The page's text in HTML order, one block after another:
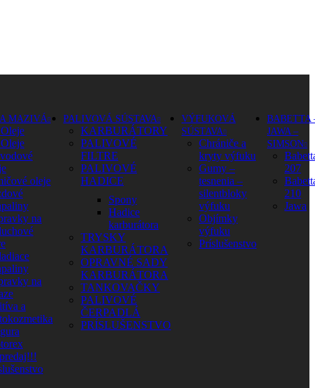
MAZIVÁ
oleje
na
na
a
PALIVOVÁ SÚSTAVA
KARBURÁTORY
PALIVOVÉ
FILTRE
PALIVOVÉ
HADICE
Spony
Hadice
karburátora
TRYSKY
KARBURÁTORA
OPRAVNÉ SADY
KARBURÁTORA
TANKOVAČKY
PALIVOVÉ
ČERPADLÁ
PRÍSLUŠENSTVO
VÝFUKOVÁ
SÚSTAVA
Chrániče a
kryty výfuku
Gumy –
tesnenia –
silentbloky
výfuku
Objímky
výfuku
Príslušenstvo
BABETTA
JAWA –
SIMSON
207
210
Jawa